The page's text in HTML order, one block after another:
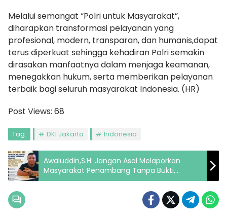
Melalui semangat “Polri untuk Masyarakat”,
diharapkan transformasi pelayanan yang
profesional, modern, transparan, dan humanis,dapat
terus diperkuat sehingga kehadiran Polri semakin
dirasakan manfaatnya dalam menjaga keamanan,
menegakkan hukum, serta memberikan pelayanan
terbaik bagi seluruh masyarakat Indonesia. (HR)
Post Views: 68
Tag: DKI Jakarta Indonesia
Awaluddin,S.H: Jangan Asal Melaporkan
Masyarakat Penambang Tanpa Bukti,
Saatnya Mendorong Pertambangan Rakyat
yang Legal dan Berkelanjutan